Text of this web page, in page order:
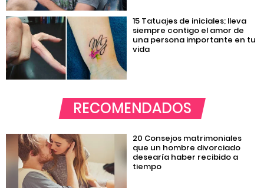
15 Tatuajes de iniciales; lleva
siempre contigo el amor de
una persona importante en tu
vida
RECOMENDADOS
20 Consejos matrimoniales
que un hombre divorciado
desearía haber recibido a
tiempo